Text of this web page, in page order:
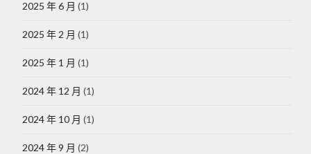
2025 年 6 月 (1)
2025 年 2 月 (1)
2025 年 1 月 (1)
2024 年 12 月 (1)
2024 年 10 月 (1)
2024 年 9 月 (2)